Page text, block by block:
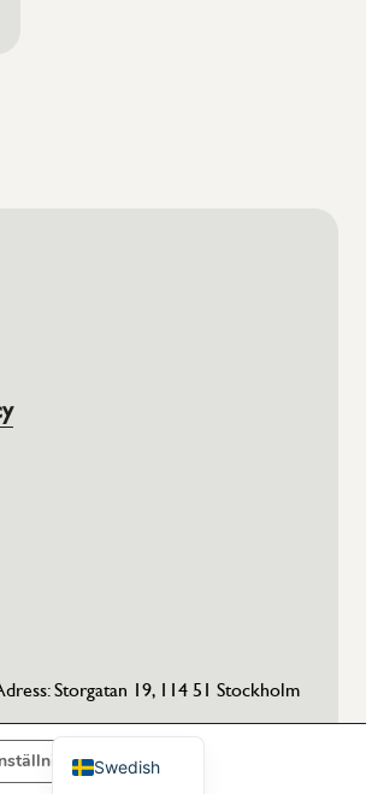
Storgatan 19, 114 51 Stockholm
Swedish
English